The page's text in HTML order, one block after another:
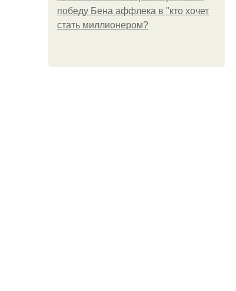
победу Бена аффлека в "кто хочет
стать миллионером?